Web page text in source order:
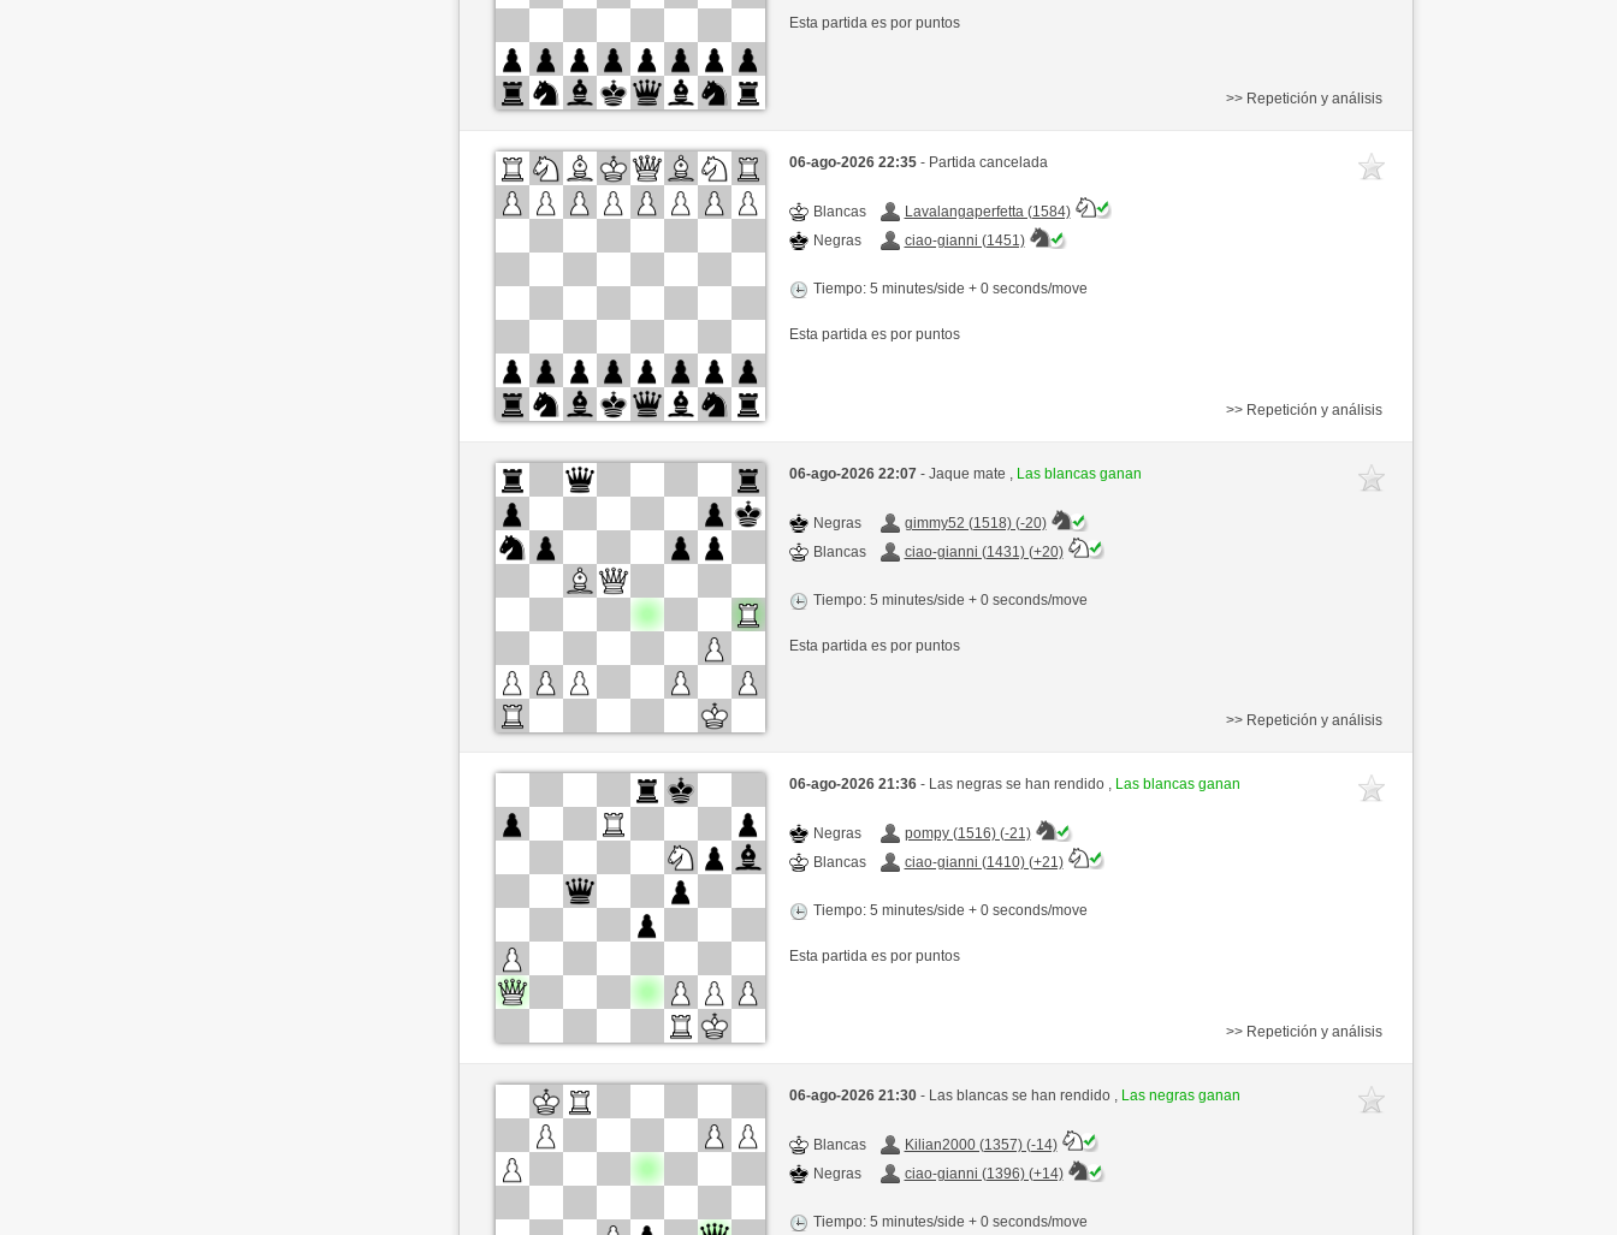
Esta partida es por puntos
>> Repetición y análisis
06-ago-2026 22:35 - Partida cancelada
Blancas
Lavalangaperfetta (1584)
Negras
ciao-gianni (1451)
Tiempo: 5 minutes/side + 0 seconds/move
Esta partida es por puntos
>> Repetición y análisis
06-ago-2026 22:07 - Jaque mate , Las blancas ganan
Negras
gimmy52 (1518) (-20)
Blancas
ciao-gianni (1431) (+20)
Tiempo: 5 minutes/side + 0 seconds/move
Esta partida es por puntos
>> Repetición y análisis
06-ago-2026 21:36 - Las negras se han rendido , Las blancas ganan
Negras
pompy (1516) (-21)
Blancas
ciao-gianni (1410) (+21)
Tiempo: 5 minutes/side + 0 seconds/move
Esta partida es por puntos
>> Repetición y análisis
06-ago-2026 21:30 - Las blancas se han rendido , Las negras ganan
Blancas
Kilian2000 (1357) (-14)
Negras
ciao-gianni (1396) (+14)
Tiempo: 5 minutes/side + 0 seconds/move